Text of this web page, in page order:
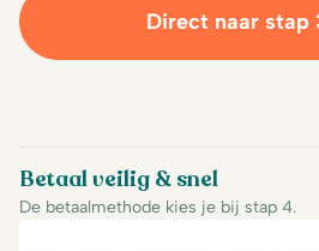
Betaal veilig & snel
De betaalmethode kies je bij stap 4.